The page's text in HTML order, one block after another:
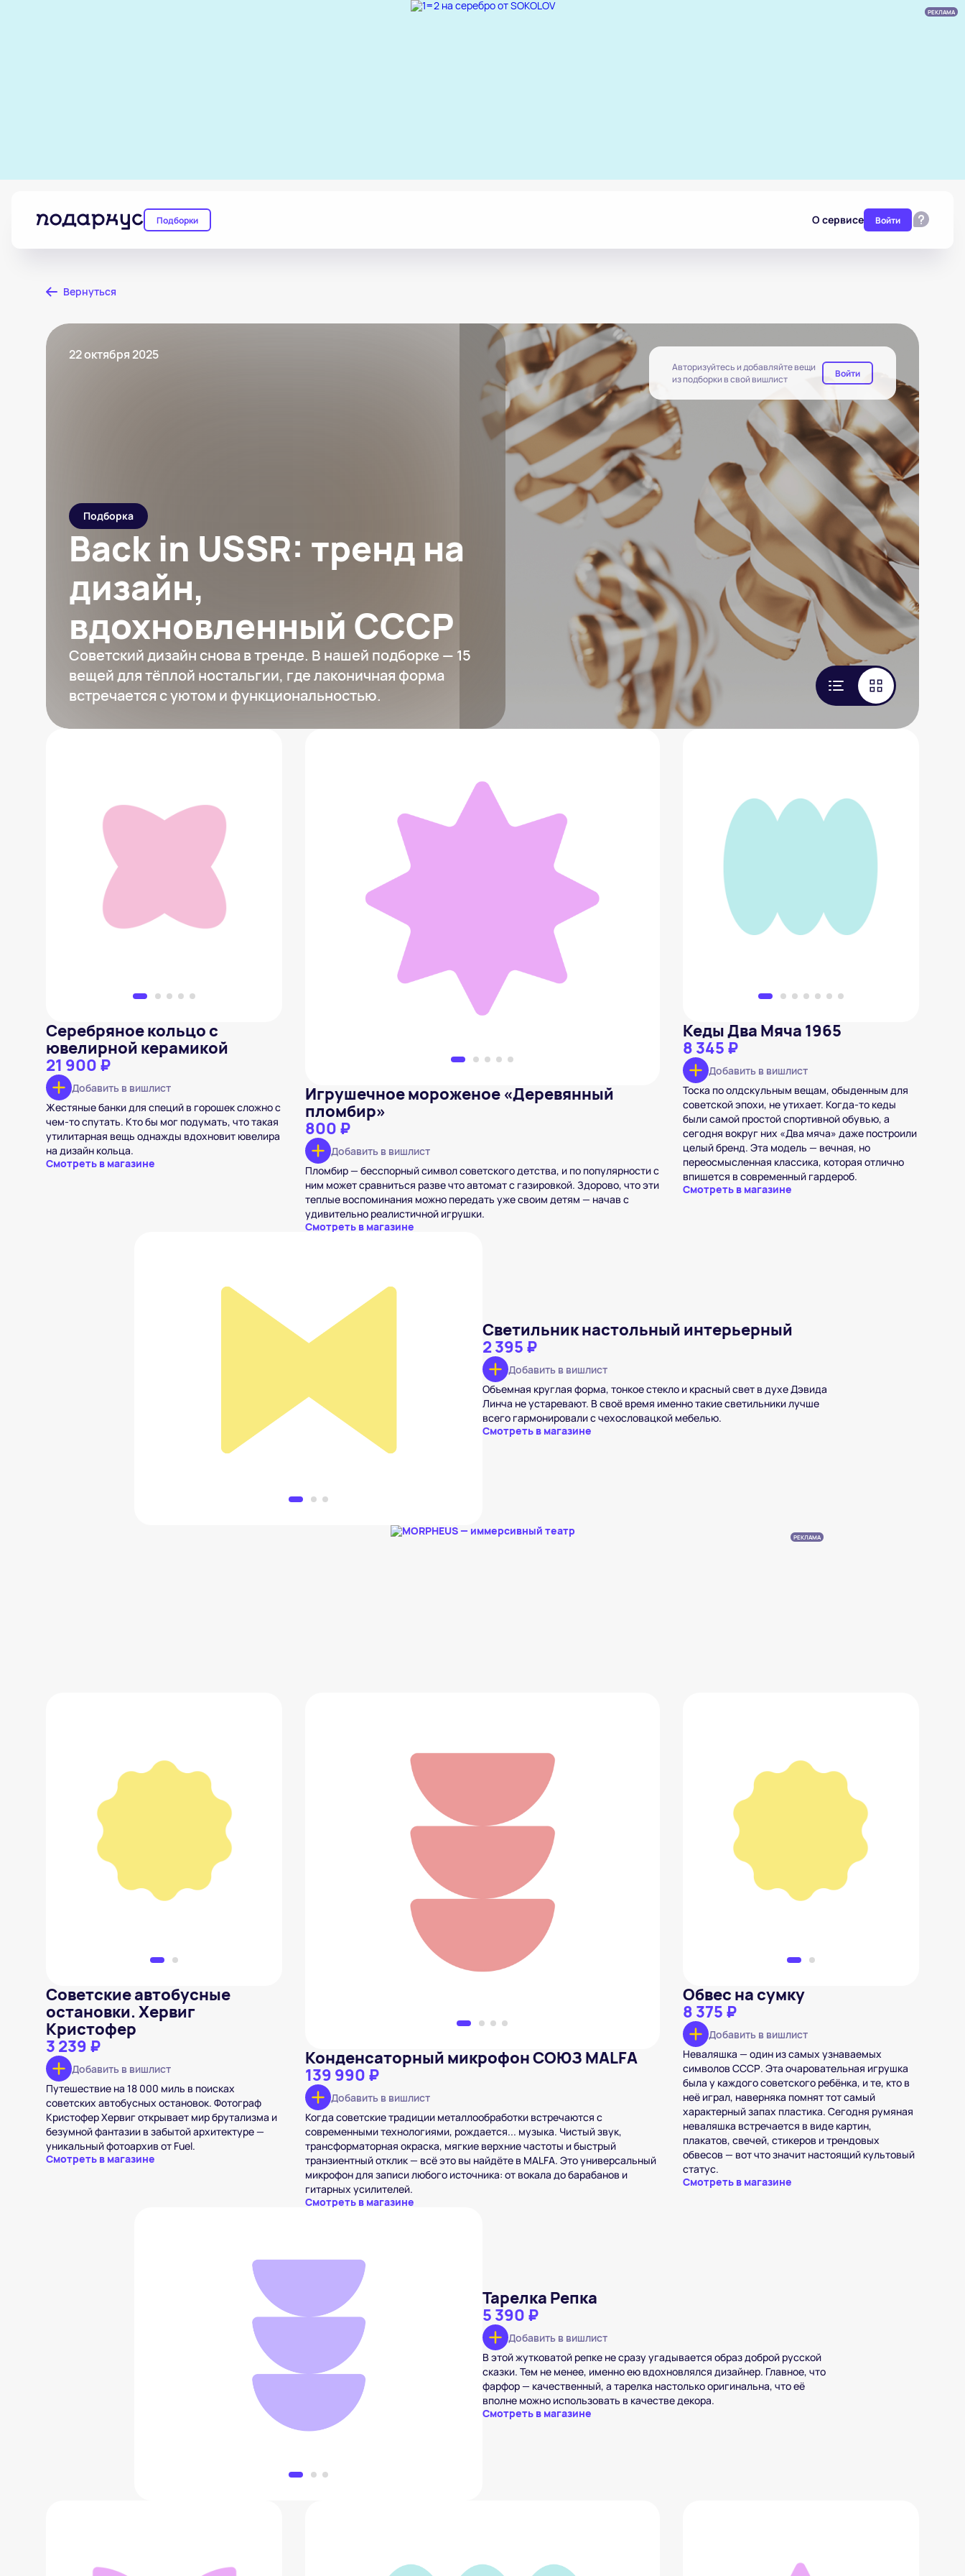
РЕКЛАМА
Подборки О сервисе Войти
Вернуться
22 октября 2025
Подборка
Back in USSR: тренд на
дизайн,
вдохновленный СССР
Советский дизайн снова в тренде. В нашей подборке — 15
вещей для тёплой ностальгии, где лаконичная форма
встречается с уютом и функциональностью.
Авторизуйтесь и добавляйте вещи
из подборки в свой вишлист
Войти
Серебряное кольцо с ювелирной
Добавить в вишлист
Серебряное кольцо с
ювелирной керамикой
21 900 ₽
Добавить в вишлист
Жестяные банки для специй в горошек сложно с
чем-то спутать. Кто бы мог подумать, что такая
утилитарная вещь однажды вдохновит ювелира
на дизайн кольца.
Смотреть в магазине
Игрушечное мороженое «Деревянный пломбир»
Игрушечное мороженое «Деревянный
пломбир»
800 ₽
Добавить в вишлист
Пломбир — бесспорный символ советского детства, и по популярности с
ним может сравниться разве что автомат с газировкой. Здорово, что эти
теплые воспоминания можно передать уже своим детям — начав с
удивительно реалистичной игрушки.
Смотреть в магазине
Кеды Два Мяча 1965
8 345 ₽
Добавить в вишлист
Тоска по олдскульным вещам, обыденным для
советской эпохи, не утихает. Когда-то кеды
были самой простой спортивной обувью, а
сегодня вокруг них «Два мяча» даже построили
целый бренд. Эта модель — вечная, но
переосмысленная классика, которая отлично
впишется в современный гардероб.
Смотреть в магазине
Добавить в вишлист
Светильник настольный интерьерный
2 395 ₽
Добавить в вишлист
Объемная круглая форма, тонкое стекло и красный свет в духе Дэвида
Линча не устаревают. В своё время именно такие светильники лучше
всего гармонировали с чехословацкой мебелью.
Смотреть в магазине
РЕКЛАМА
Советские автобусные остановки.
Советские автобусные
остановки. Хервиг
Кристофер
3 239 ₽
Добавить в вишлист
Путешествие на 18 000 миль в поисках
советских автобусных остановок. Фотограф
Кристофер Хервиг открывает мир брутализма и
безумной фантазии в забытой архитектуре —
уникальный фотоархив от Fuel.
Смотреть в магазине
Конденсаторный микрофон СОЮЗ MALFA
Добавить в вишлист
Конденсаторный микрофон СОЮЗ MALFA
139 990 ₽
Добавить в вишлист
Когда советские традиции металлообработки встречаются с
современными технологиями, рождается... музыка. Чистый звук,
трансформаторная окраска, мягкие верхние частоты и быстрый
транзиентный отклик — всё это вы найдёте в MALFA. Это универсальный
микрофон для записи любого источника: от вокала до барабанов и
гитарных усилителей.
Смотреть в магазине
Обвес на сумку
8 375 ₽
Добавить в вишлист
Неваляшка — один из самых узнаваемых
символов СССР. Эта очаровательная игрушка
была у каждого советского ребёнка, и те, кто в
неё играл, наверняка помнят тот самый
характерный запах пластика. Сегодня румяная
неваляшка встречается в виде картин,
плакатов, свечей, стикеров и трендовых
обвесов — вот что значит настоящий культовый
статус.
Смотреть в магазине
Тарелка Репка
5 390 ₽
Добавить в вишлист
В этой жутковатой репке не сразу угадывается образ доброй русской
сказки. Тем не менее, именно ею вдохновлялся дизайнер. Главное, что
фарфор — качественный, а тарелка настолько оригинальна, что её
вполне можно использовать в качестве декора.
Смотреть в магазине